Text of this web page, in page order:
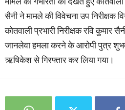
सैनी ने मामले की विवेचना उप निरीक्षक
कोतवाली प्रभारी निरीक्षक रवि कुमार
जानलेवा हमला करने के आरोपी पुत्र
ऋषिकेश से गिरफ्तार कर लिया गया।